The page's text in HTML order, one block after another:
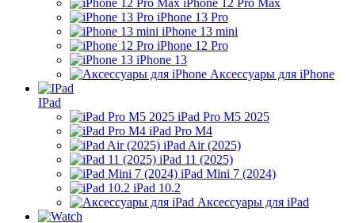
iPhone 12 Pro Max
iPhone 13 Pro
iPhone 13 mini
iPhone 12 Pro
iPhone 13
Аксессуары для iPhone
IPad
iPad Pro M5 2025
iPad Pro M4
iPad Air (2025)
iPad 11 (2025)
iPad Mini 7 (2024)
iPad 10.2
Аксессуары для iPad